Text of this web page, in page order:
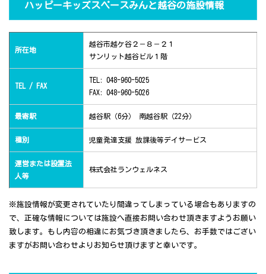
ハッピーキッズスペースみんと越谷の施設情報
所在地
越谷市越ケ谷２－８－２１
サンリット越谷ビル１階
TEL / FAX
TEL: 048-960-5025
FAX: 048-960-5026
最寄駅 越谷駅（6分） 南越谷駅（22分）
種別 児童発達支援 放課後等デイサービス
運営または設置法
人等
株式会社ランウェルネス
※施設情報が変更されていたり間違ってしまっている場合もありますの
で、正確な情報については施設へ直接お問い合わせ頂きますようお願い
致します。もし内容の相違にお気づき頂きましたら、お手数ではござい
ますがお問い合わせよりお知らせ頂けますと幸いです。